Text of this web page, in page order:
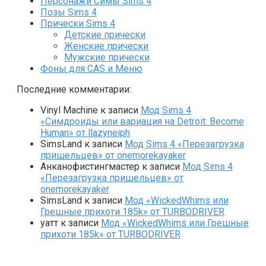
Позы Sims 4
Прически Sims 4
Детские прически
Женские прически
Мужские прически
Фоны для CAS и Меню
Последние комментарии:
Vinyl Machine к записи Мод Sims 4
«Симдроиды или вариация на Detroit: Become
Human» от llazyneiph
SimsLand к записи Мод Sims 4 «Перезагрузка
пришельцев» от onemorekayaker
Анканофистингмастер к записи Мод Sims 4
«Перезагрузка пришельцев» от
onemorekayaker
SimsLand к записи Мод «WickedWhims или
Грешные прихоти 185k» от TURBODRIVER
yaтт к записи Мод «WickedWhims или Грешные
прихоти 185k» от TURBODRIVER